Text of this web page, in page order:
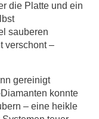
die Platte und ein
sauberen
verschont –
gereinigt
konnte
– eine heikle